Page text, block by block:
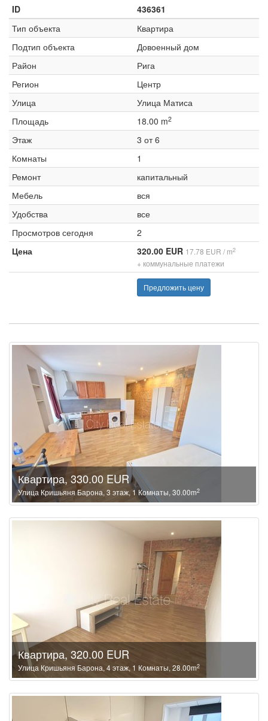
ID
436361
Тип объекта
Квартира
Подтип объекта
Довоенный дом
Район
Рига
Регион
Центр
Улица
Улица Матиса
Площадь
18.00 m2
Этаж
3 от 6
Комнаты
1
Ремонт
капитальный
Мебель
вся
Удобства
все
Просмотров сегодня
2
Цена
320.00 EUR 17.78 EUR / m2
+ коммунальные платежи
Предложить цену
Квартира, 330.00 EUR
Улица Кришьяня Барона, 3 этаж, 1 Комнаты, 30.00m2
Квартира, 320.00 EUR
Улица Кришьяня Барона, 4 этаж, 1 Комнаты, 28.00m2